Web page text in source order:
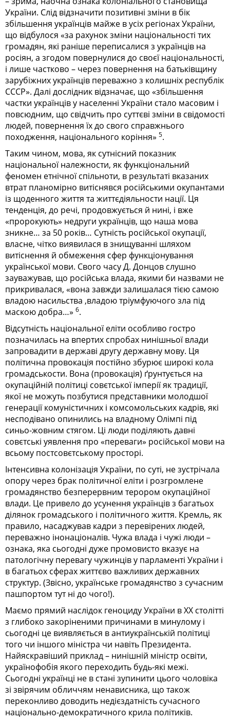
України. Слід відзначити позитивні зміни в бік
збільшення українців майже в усіх регіонах України,
що відбулося «за рахунок зміни національності тих
громадян, які раніше переписалися з українців на
росіян, а згодом повернулися до своєї національності,
і лише частково – через повернення на батьківщину
зарубіжних українців переважно з колишніх республік
СССР». Далі дослідник відзначає, що «збільшення
частки українців у населенні України стало масовим і
повсюдним, що свідчить про суттєві зміни в свідомості
людей, повернення їх до свого справжнього
походження, національного коріння» 5.
Таким чином, мова, як сутнісний показник
національної належности, як функціональний
феномен етнічної спільноти, в результаті вказаних
втрат планомірно витіснявся російськими окупантами
із щоденного життя та життєдіяльности нації. Ця
тенденція, до речі, продовжується й нині, і вже
«пророкують» недруги українців, що наша мова
зникне… за 50 років… Сутність російської окупації,
власне, чітко виявилася в знищуванні шляхом
витіснення й обмеження сфер функціонування
української мови. Свого часу Д. Донцов слушно
зауважував, що російська влада, якими би назвами не
прикривалася, «вона завжди залишалася тією самою
владою насильства ,владою тріумфуючого зла під
маскою добра…» 6.
Відсутність національної еліти особливо гостро
позначилась на впертих спробах нинішньої влади
запровадити в державі другу державну мову. Ця
політична провокація постійно збурює широкі кола
громадськости. Вона (провокація) ґрунтується на
окупаційній політиці совєтської імперії як традиції,
якої не можуть позбутися представники молодшої
генерації комуністичних і комсомольських кадрів, які
несподівано опинились на владному Олімпі під
синьо-жовним стягом. Ці люди поділяють давні
совєтські уявлення про «переваги» російської мови на
всьому пост­совєтському просторі.
Інтенсивна колонізація України, по суті, не зустрічала
опору через брак політичної еліти і розгромлене
громадянство безперервним терором окупаційної
влади. Це привело до усунення українців з багатьох
ділянок громадського і політичного життя. Кремль, як
правило, насаджував кадри з перевірених людей,
переважно інонаціоналів. Чужа влада і чужі люди –
ознака, яка сьогодні дуже промовисто вказує на
патологічну перевагу чужинців у парламенті України і
в багатьох сферах життєво важливих державних
структур. (Звісно, українське громадянство з сучасним
пашпортом тут ні до чого!).
Маємо прямий наслідок геноциду України в ХХ столітті
з глибоко закоріненими причинами в минулому і
сьогодні це виявляється в антиукраїнській політиці
того чи іншого міністра чи навіть Президента.
Найяскравіший приклад – нинішній міністр освіти,
українофобія якого переходить будь-які межі.
Сьогодні українці не в стані зупинити цього чоловіка
зі звірячим обличчям ненависника, що також
переконливо доводить недієздатність сучасного
національно-демократичного крила політиків.